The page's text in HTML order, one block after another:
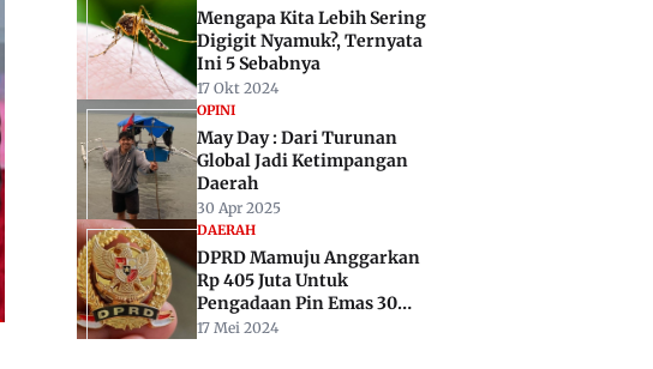
Mengapa Kita Lebih Sering
Digigit Nyamuk?, Ternyata
Ini 5 Sebabnya
17 Okt 2024
OPINI
May Day : Dari Turunan
Global Jadi Ketimpangan
Daerah
30 Apr 2025
DAERAH
DPRD Mamuju Anggarkan
Rp 405 Juta Untuk
Pengadaan Pin Emas 30
Anggota Dewan Baru
17 Mei 2024